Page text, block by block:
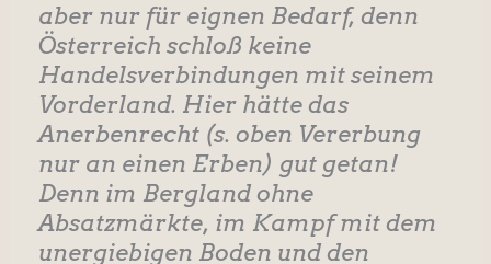
aber nur für eignen Bedarf, denn
Österreich schloß keine
Handelsverbindungen mit seinem
Vorderland. Hier hätte das
Anerbenrecht (s. oben Vererbung
nur an einen Erben) gut getan!
Denn im Bergland ohne
Absatzmärkte, im Kampf mit dem
unergiebigen Boden und den